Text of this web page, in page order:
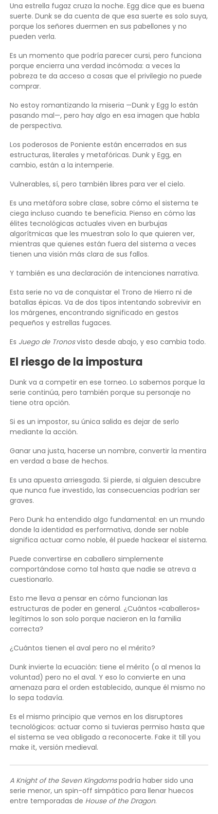
Una estrella fugaz cruza la noche. Egg dice que es buena
suerte. Dunk se da cuenta de que esa suerte es solo suya,
porque los señores duermen en sus pabellones y no
pueden verla.
Es un momento que podría parecer cursi, pero funciona
porque encierra una verdad incómoda: a veces la
pobreza te da acceso a cosas que el privilegio no puede
comprar.
No estoy romantizando la miseria —Dunk y Egg lo están
pasando mal—, pero hay algo en esa imagen que habla
de perspectiva.
Los poderosos de Poniente están encerrados en sus
estructuras, literales y metafóricas. Dunk y Egg, en
cambio, están a la intemperie.
Vulnerables, sí, pero también libres para ver el cielo.
Es una metáfora sobre clase, sobre cómo el sistema te
ciega incluso cuando te beneficia. Pienso en cómo las
élites tecnológicas actuales viven en burbujas
algorítmicas que les muestran solo lo que quieren ver,
mientras que quienes están fuera del sistema a veces
tienen una visión más clara de sus fallos.
Y también es una declaración de intenciones narrativa.
Esta serie no va de conquistar el Trono de Hierro ni de
batallas épicas. Va de dos tipos intentando sobrevivir en
los márgenes, encontrando significado en gestos
pequeños y estrellas fugaces.
Es Juego de Tronosvisto desde abajo, y eso cambia todo.
El riesgo de la impostura
Dunk va a competir en ese torneo. Lo sabemos porque la
serie continúa, pero también porque su personaje no
tiene otra opción.
Si es un impostor, su única salida es dejar de serlo
mediante la acción.
Ganar una justa, hacerse un nombre, convertir la mentira
en verdad a base de hechos.
Es una apuesta arriesgada. Si pierde, si alguien descubre
que nunca fue investido, las consecuencias podrían ser
graves.
Pero Dunk ha entendido algo fundamental: en un mundo
donde la identidad es performativa, donde ser noble
significa actuar como noble, él puede hackear el sistema.
Puede convertirse en caballero simplemente
comportándose como tal hasta que nadie se atreva a
cuestionarlo.
Esto me lleva a pensar en cómo funcionan las
estructuras de poder en general. ¿Cuántos «caballeros»
legítimos lo son solo porque nacieron en la familia
correcta?
¿Cuántos tienen el aval pero no el mérito?
Dunk invierte la ecuación: tiene el mérito (o al menos la
voluntad) pero no el aval. Y eso lo convierte en una
amenaza para el orden establecido, aunque él mismo no
lo sepa todavía.
Es el mismo principio que vemos en los disruptores
tecnológicos: actuar como si tuvieras permiso hasta que
el sistema se vea obligado a reconocerte. Fake it till you
make it, versión medieval.
A Knight of the Seven Kingdomspodría haber sido una
serie menor, un spin-off simpático para llenar huecos
entre temporadas de House of the Dragon.